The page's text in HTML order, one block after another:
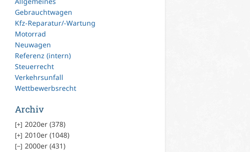
Gebrauchtwagen
Kfz-Reparatur/-Wartung
Motorrad
Neuwagen
Referenz (intern)
Steuerrecht
Verkehrsunfall
Wettbewerbsrecht
Archiv
2020er (378)
2010er (1048)
2000er (431)